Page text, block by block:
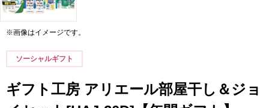
※画像はイメージです。
ソーシャルギフト
ギフト工房 アリエール部屋干し＆ジョ